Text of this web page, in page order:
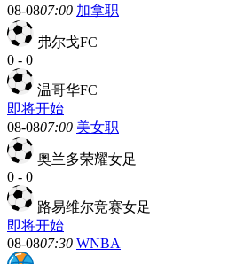
08-0807:00 加拿职
弗尔戈FC
0 - 0
温哥华FC
即将开始
08-0807:00 美女职
奥兰多荣耀女足
0 - 0
路易维尔竞赛女足
即将开始
08-0807:30 WNBA